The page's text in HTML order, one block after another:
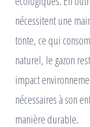
nécessitent une
tonte, ce qui
naturel, le gazon
impact
nécessaires à son
manière durable.